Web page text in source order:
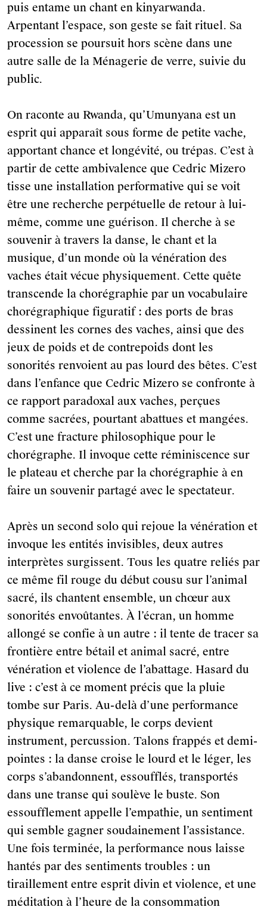
puis entame un chant en kinyarwanda.
Arpentant l’espace, son geste se fait rituel. Sa
procession se poursuit hors scène dans une
autre salle de la Ménagerie de verre, suivie du
public.
On raconte au Rwanda, qu’Umunyana est un
esprit qui apparaît sous forme de petite vache,
apportant chance et longévité, ou trépas. C’est à
partir de cette ambivalence que Cedric Mizero
tisse une installation performative qui se voit
être une recherche perpétuelle de retour à lui-
même, comme une guérison. Il cherche à se
souvenir à travers la danse, le chant et la
musique, d’un monde où la vénération des
vaches était vécue physiquement. Cette quête
transcende la chorégraphie par un vocabulaire
chorégraphique figuratif : des ports de bras
dessinent les cornes des vaches, ainsi que des
jeux de poids et de contrepoids dont les
sonorités renvoient au pas lourd des bêtes. C’est
dans l’enfance que Cedric Mizero se confronte à
ce rapport paradoxal aux vaches, perçues
comme sacrées, pourtant abattues et mangées.
C’est une fracture philosophique pour le
chorégraphe. Il invoque cette réminiscence sur
le plateau et cherche par la chorégraphie à en
faire un souvenir partagé avec le spectateur.
Après un second solo qui rejoue la vénération et
invoque les entités invisibles, deux autres
interprètes surgissent. Tous les quatre reliés par
ce même fil rouge du début cousu sur l’animal
sacré, ils chantent ensemble, un chœur aux
sonorités envoûtantes. À l’écran, un homme
allongé se confie à un autre : il tente de tracer sa
frontière entre bétail et animal sacré, entre
vénération et violence de l’abattage. Hasard du
live : c’est à ce moment précis que la pluie
tombe sur Paris. Au-delà d’une performance
physique remarquable, le corps devient
instrument, percussion. Talons frappés et demi-
pointes : la danse croise le lourd et le léger, les
corps s’abandonnent, essoufflés, transportés
dans une transe qui soulève le buste. Son
essoufflement appelle l’empathie, un sentiment
qui semble gagner soudainement l’assistance.
Une fois terminée, la performance nous laisse
hantés par des sentiments troubles : un
tiraillement entre esprit divin et violence, et une
méditation à l’heure de la consommation